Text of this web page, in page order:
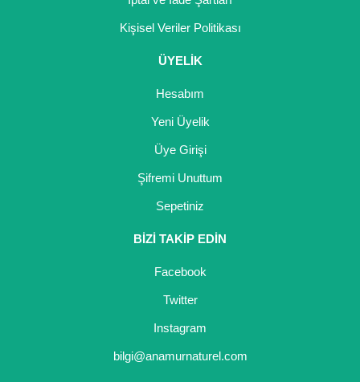
Kişisel Veriler Politikası
ÜYELİK
Hesabım
Yeni Üyelik
Üye Girişi
Şifremi Unuttum
Sepetiniz
BİZİ TAKİP EDİN
Facebook
Twitter
Instagram
bilgi@anamurnaturel.com